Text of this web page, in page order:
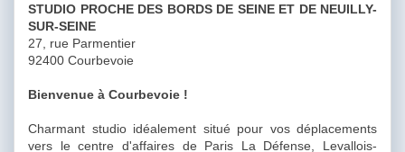
STUDIO PROCHE DES BORDS DE SEINE ET DE NEUILLY-
SUR-SEINE
27, rue Parmentier
92400 Courbevoie
Bienvenue à Courbevoie !
Charmant studio idéalement situé pour vos déplacements
vers le centre d'affaires de Paris La Défense, Levallois-